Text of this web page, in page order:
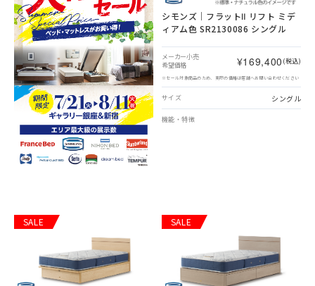
シモンズ｜フラットⅡ リフト ミデ
ィアム色 SR2130086 シングル
メーカー小売
希望価格
¥169,400 (税込)
※セール対象商品のため、実際の価格は店舗へお問い合わせください
サイズ シングル
機能・特徴
SALE SALE